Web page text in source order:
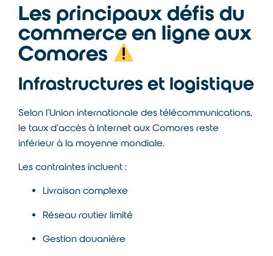
Les principaux défis du
commerce en ligne aux
Comores
Infrastructures et logistique
Selon l’Union internationale des télécommunications,
le taux d’accès à Internet aux Comores reste
inférieur à la moyenne mondiale.
Les contraintes incluent :
Livraison complexe
Réseau routier limité
Gestion douanière